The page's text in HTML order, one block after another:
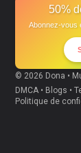
50%
Abonnez-vous
© 2026 Dona •
DMCA • Blogs •
Politique de